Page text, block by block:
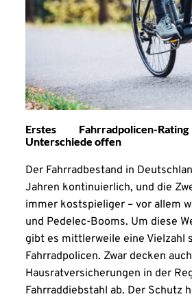
Erstes Fahrradpolicen-
Unterschiede offen
Der Fahrradbestand in
Jahren kontinuierlich, und die
immer kostspieliger – vor allem
und Pedelec-Booms. Um diese
gibt es mittlerweile eine Vielzahl
Fahrradpolicen. Zwar decken auch
Hausratversicherungen in der
Fahrraddiebstahl ab. Der Schutz